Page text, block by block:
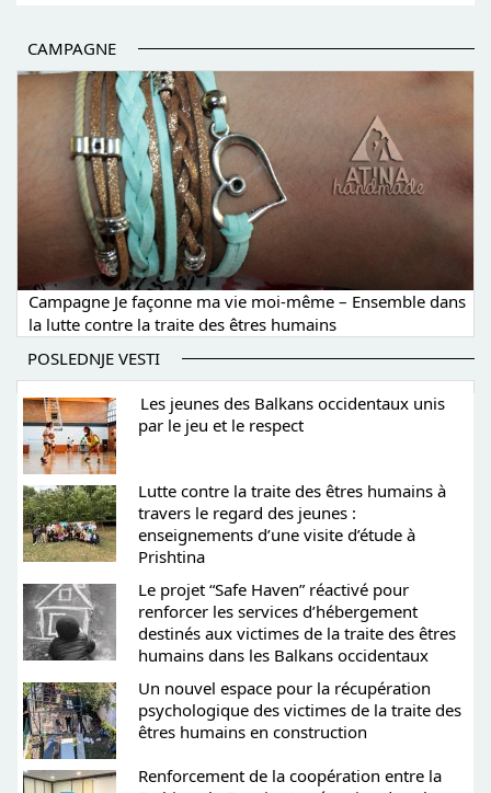
CAMPAGNE
Campagne Je façonne ma vie moi-même – Ensemble dans
la lutte contre la traite des êtres humains
POSLEDNJE VESTI
Les jeunes des Balkans occidentaux unis
par le jeu et le respect
Lutte contre la traite des êtres humains à
travers le regard des jeunes :
enseignements d’une visite d’étude à
Prishtina
Le projet “Safe Haven” réactivé pour
renforcer les services d’hébergement
destinés aux victimes de la traite des êtres
humains dans les Balkans occidentaux
Un nouvel espace pour la récupération
psychologique des victimes de la traite des
êtres humains en construction
Renforcement de la coopération entre la